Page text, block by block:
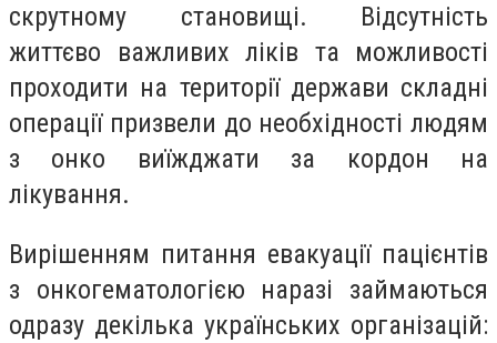
скрутному становищі. Відсутність
життєво важливих ліків та можливості
проходити на території держави складні
операції призвели до необхідності людям
з онко виїжджати за кордон на
лікування.
Вирішенням питання евакуації пацієнтів
з онкогематологією наразі займаються
одразу декілька українських організацій: